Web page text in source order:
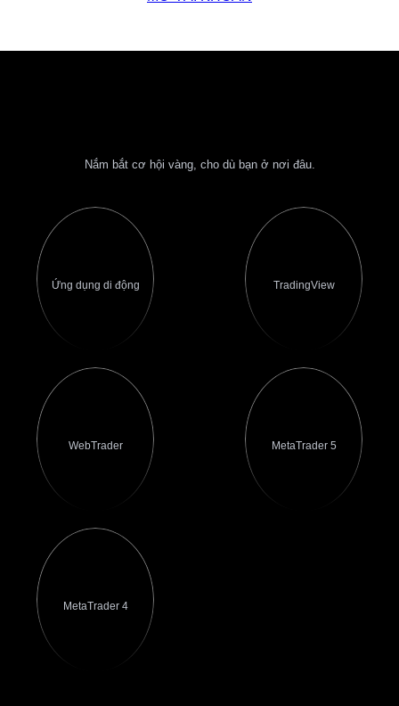
Nắm bắt cơ hội vàng, cho dù bạn ở nơi đâu.
Ứng dụng di động TradingView
WebTrader MetaTrader 5
MetaTrader 4